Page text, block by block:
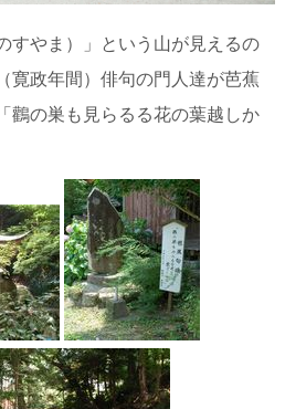
すやま）」という山が見えるの
寛政年間）俳句の門人達が芭蕉
鸛の巣も見らるる花の葉越しか